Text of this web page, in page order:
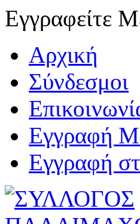
Εγγραφείτε
Αρχική
Σύνδεσμοι
Εγγραφή
Εγγραφή